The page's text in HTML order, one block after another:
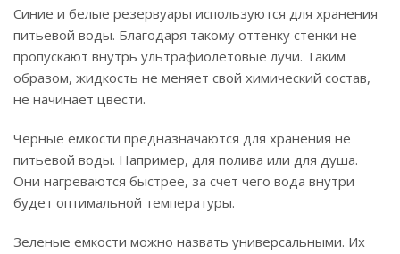
Синие и белые резервуары используются для хранения
питьевой воды. Благодаря такому оттенку стенки не
пропускают внутрь ультрафиолетовые лучи. Таким
образом, жидкость не меняет свой химический состав,
не начинает цвести.
Черные емкости предназначаются для хранения не
питьевой воды. Например, для полива или для душа.
Они нагреваются быстрее, за счет чего вода внутри
будет оптимальной температуры.
Зеленые емкости можно назвать универсальными. Их